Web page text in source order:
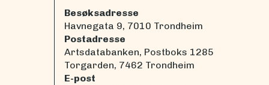
Besøksadresse
Havnegata 9, 7010 Trondheim
Postadresse
Artsdatabanken, Postboks 1285
Torgarden, 7462 Trondheim
E-post